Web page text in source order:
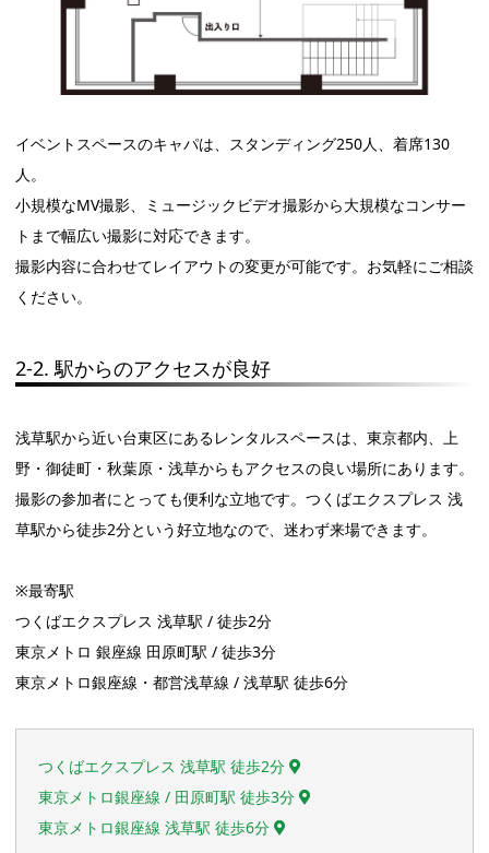
イベントスペースのキャパは、スタンディング250人、着席130
人。
小規模なMV撮影、ミュージックビデオ撮影から大規模なコンサー
トまで幅広い撮影に対応できます。
撮影内容に合わせてレイアウトの変更が可能です。お気軽にご相談
ください。
2-2. 駅からのアクセスが良好
浅草駅から近い台東区にあるレンタルスペースは、東京都内、上
野・御徒町・秋葉原・浅草からもアクセスの良い場所にあります。
撮影の参加者にとっても便利な立地です。つくばエクスプレス 浅
草駅から徒歩2分という好立地なので、迷わず来場できます。
※最寄駅
つくばエクスプレス 浅草駅 / 徒歩2分
東京メトロ 銀座線 田原町駅 / 徒歩3分
東京メトロ銀座線・都営浅草線 / 浅草駅 徒歩6分
つくばエクスプレス 浅草駅 徒歩2分
東京メトロ銀座線 / 田原町駅 徒歩3分
東京メトロ銀座線 浅草駅 徒歩6分